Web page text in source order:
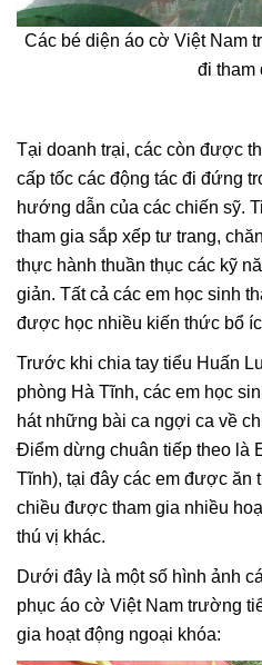
Các bé diện áo cờ Việt Nam
đi tham
Tại doanh trại, các còn được
cấp tốc các động tác đi đứng
hướng dẫn của các chiến sỹ.
tham gia sắp xếp tư trang,
thực hành thuần thục các kỹ
giản. Tất cả các em học sinh
được học nhiều kiến thức bổ
Trước khi chia tay tiểu Huấn
phòng Hà Tĩnh, các em học
hát những bài ca ngợi ca về
Điểm dừng chuân tiếp theo là
Tĩnh), tại đây các em được ăn
chiều được tham gia nhiều
thú vị khác.
Dưới đây là một số hình ảnh
phục áo cờ Việt Nam trường
gia hoạt động ngoại khóa: